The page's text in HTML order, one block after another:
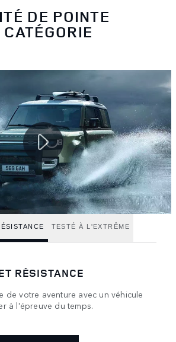
DE POINTE
TESTÉ À L'EXTRÊME
RÉSISTANCE
de votre aventure avec un véhicule
à l'épreuve du temps.